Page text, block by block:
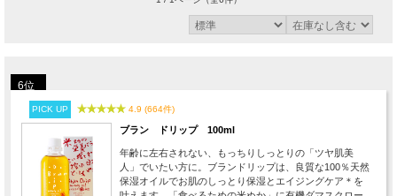
6位
PICK UP 4.9 (664件)
ブラン ドリップ 100ml
年齢に左右されない、もっちりしっとりの「ツヤ肌美
人」でいたい方に。ブランドリップは、良質な100％天然
保湿オイルでお肌のしっとり保湿とエイジングケア＊を